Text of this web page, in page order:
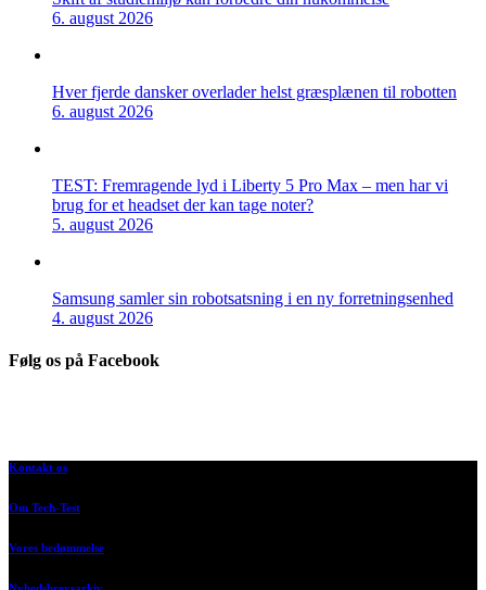
6. august 2026
Hver fjerde dansker overlader helst græsplænen til robotten
6. august 2026
TEST: Fremragende lyd i Liberty 5 Pro Max – men har vi
brug for et headset der kan tage noter?
5. august 2026
Samsung samler sin robotsatsning i en ny forretningsenhed
4. august 2026
Følg os på Facebook
Kontakt os
Om Tech-Test
Vores bedømmelse